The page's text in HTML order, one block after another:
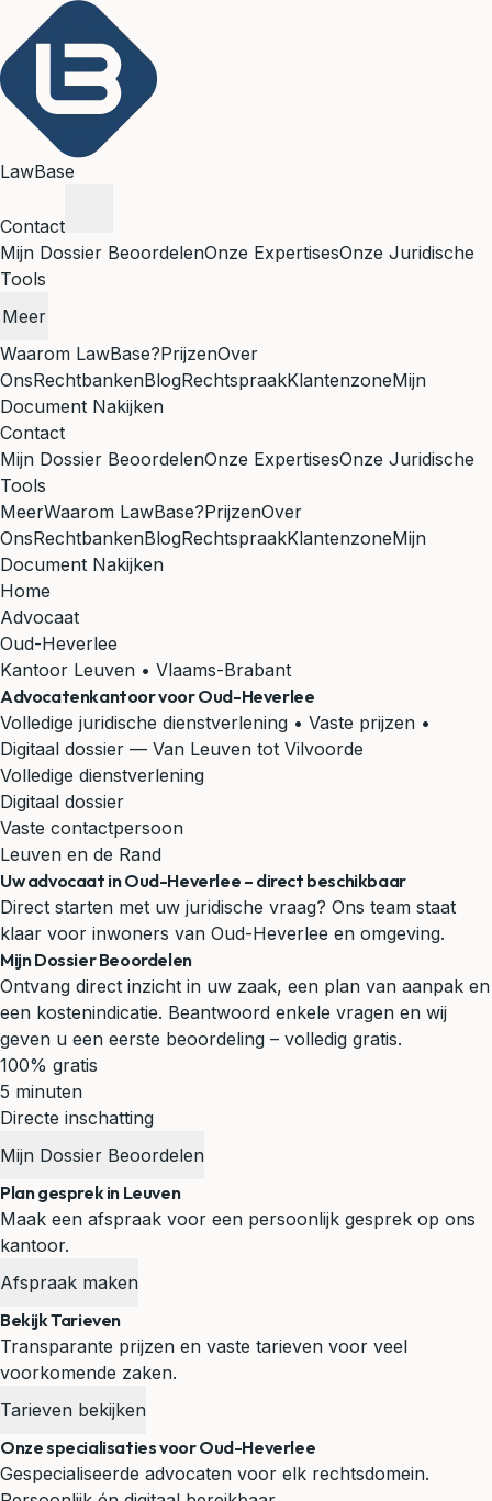
LawBase
Contact
Mijn Dossier BeoordelenOnze ExpertisesOnze Juridische
Tools
Meer
Waarom LawBase?PrijzenOver
OnsRechtbankenBlogRechtspraakKlantenzoneMijn
Document Nakijken
Contact
Mijn Dossier BeoordelenOnze ExpertisesOnze Juridische
Tools
MeerWaarom LawBase?PrijzenOver
OnsRechtbankenBlogRechtspraakKlantenzoneMijn
Document Nakijken
Home
Advocaat
Oud-Heverlee
Kantoor Leuven • Vlaams-Brabant
Advocatenkantoor voorOud-Heverlee
Volledige juridische dienstverlening • Vaste prijzen •
Digitaal dossier — Van Leuven tot Vilvoorde
Volledige dienstverlening
Digitaal dossier
Vaste contactpersoon
Leuven en de Rand
Uw advocaat in Oud-Heverlee – direct beschikbaar
Direct starten met uw juridische vraag? Ons team staat
klaar voor inwoners van Oud-Heverlee en omgeving.
Mijn Dossier Beoordelen
Ontvang direct inzicht in uw zaak, een plan van aanpak en
een kostenindicatie. Beantwoord enkele vragen en wij
geven u een eerste beoordeling – volledig gratis.
100% gratis
5 minuten
Directe inschatting
Mijn Dossier Beoordelen
Plan gesprek in Leuven
Maak een afspraak voor een persoonlijk gesprek op ons
kantoor.
Afspraak maken
Bekijk Tarieven
Transparante prijzen en vaste tarieven voor veel
voorkomende zaken.
Tarieven bekijken
Onze specialisaties voor Oud-Heverlee
Gespecialiseerde advocaten voor elk rechtsdomein.